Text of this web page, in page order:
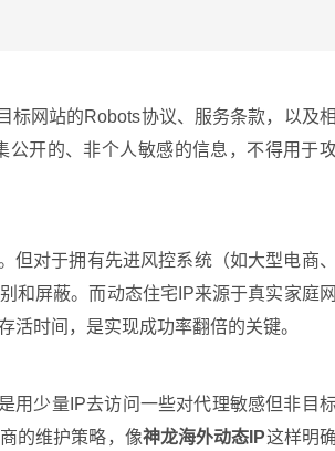
标网站的Robots协议、服务条款，以及相
公开的、非个人敏感的信息，不得用于
对于拥有先进风控系统（如大型电商、
和屏蔽。而动态住宅IP来源于真实家庭网
时间，是实现成功率翻倍的关键。
用少量IP去访问一些对代理敏感但非目
的维护策略，像神龙海外动态IP这样明确